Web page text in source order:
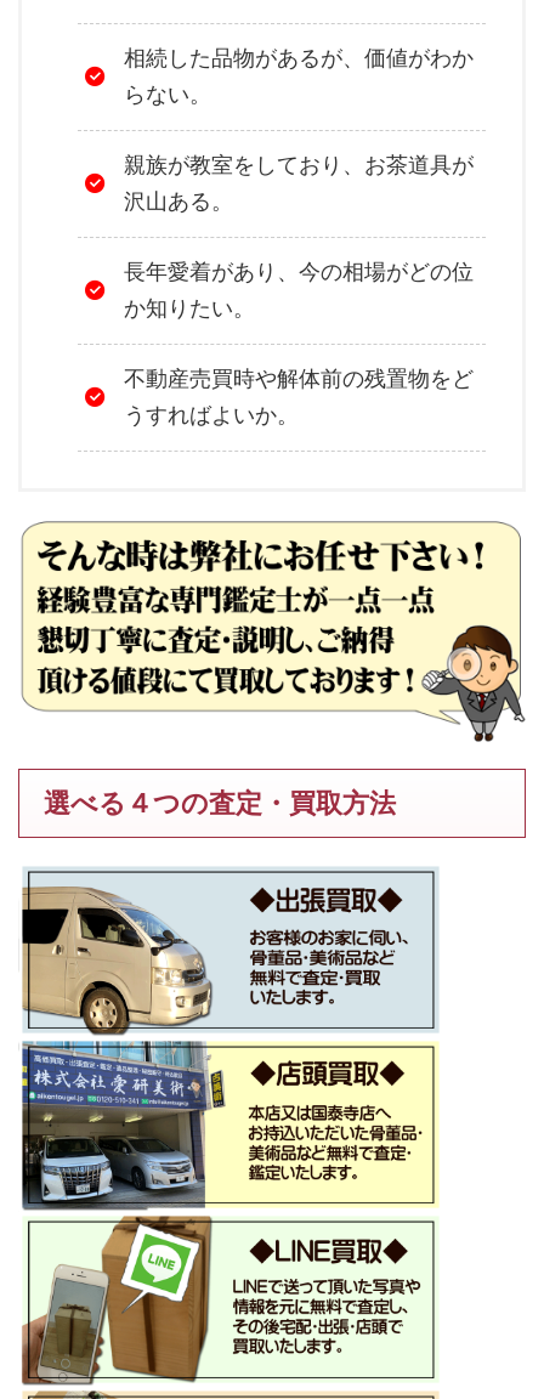
相続した品物があるが、価値がわか
らない。
親族が教室をしており、お茶道具が
沢山ある。
長年愛着があり、今の相場がどの位
か知りたい。
不動産売買時や解体前の残置物をど
うすればよいか。
選べる４つの査定・買取方法